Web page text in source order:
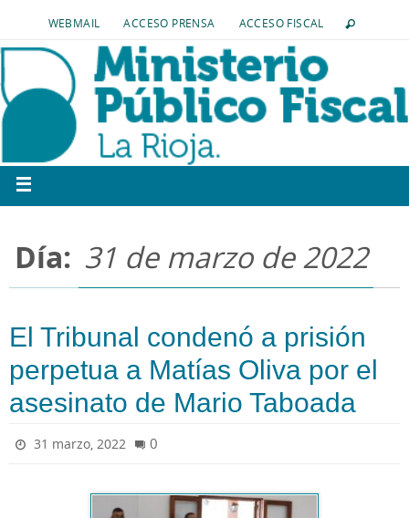
WEBMAIL ACCESO PRENSA ACCESO FISCAL
Día: 31 de marzo de 2022
El Tribunal condenó a prisión
perpetua a Matías Oliva por el
asesinato de Mario Taboada
31 marzo, 2022 0